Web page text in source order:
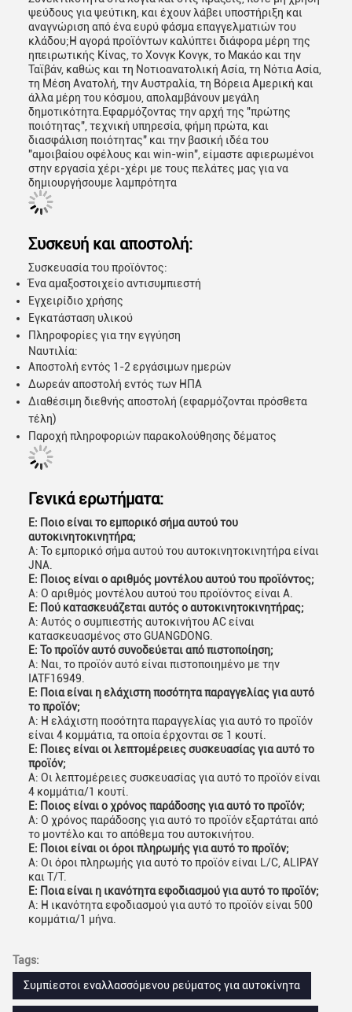
ψεύδους για ψεύτικη, και έχουν λάβει υποστήριξη και
αναγνώριση από ένα ευρύ φάσμα επαγγελματιών του
κλάδου;Η αγορά προϊόντων καλύπτει διάφορα μέρη της
ηπειρωτικής Κίνας, το Χονγκ Κονγκ, το Μακάο και την
Ταϊβάν, καθώς και τη Νοτιοανατολική Ασία, τη Νότια Ασία,
τη Μέση Ανατολή, την Αυστραλία, τη Βόρεια Αμερική και
άλλα μέρη του κόσμου, απολαμβάνουν μεγάλη
δημοτικότητα.Εφαρμόζοντας την αρχή της "πρώτης
ποιότητας", τεχνική υπηρεσία, φήμη πρώτα, και
διασφάλιση ποιότητας" και την βασική ιδέα του
"αμοιβαίου οφέλους και win-win", είμαστε αφιερωμένοι
στην εργασία χέρι-χέρι με τους πελάτες μας για να
δημιουργήσουμε λαμπρότητα
Συσκευή και αποστολή:
Συσκευασία του προϊόντος:
Ένα αμαξοστοιχείο αντισυμπιεστή
Εγχειρίδιο χρήσης
Εγκατάσταση υλικού
Πληροφορίες για την εγγύηση
Ναυτιλία:
Αποστολή εντός 1-2 εργάσιμων ημερών
Δωρεάν αποστολή εντός των ΗΠΑ
Διαθέσιμη διεθνής αποστολή (εφαρμόζονται πρόσθετα
τέλη)
Παροχή πληροφοριών παρακολούθησης δέματος
Γενικά ερωτήματα:
Ε: Ποιο είναι το εμπορικό σήμα αυτού του
αυτοκινητοκινητήρα;
Α: Το εμπορικό σήμα αυτού του αυτοκινητοκινητήρα είναι
JNA.
Ε: Ποιος είναι ο αριθμός μοντέλου αυτού του προϊόντος;
Α: Ο αριθμός μοντέλου αυτού του προϊόντος είναι Α.
Ε: Πού κατασκευάζεται αυτός ο αυτοκινητοκινητήρας;
Α: Αυτός ο συμπιεστής αυτοκινήτου AC είναι
κατασκευασμένος στο GUANGDONG.
Ε: Το προϊόν αυτό συνοδεύεται από πιστοποίηση;
Α: Ναι, το προϊόν αυτό είναι πιστοποιημένο με την
IATF16949.
Ε: Ποια είναι η ελάχιστη ποσότητα παραγγελίας για αυτό
το προϊόν;
Α: Η ελάχιστη ποσότητα παραγγελίας για αυτό το προϊόν
είναι 4 κομμάτια, τα οποία έρχονται σε 1 κουτί.
Ε: Ποιες είναι οι λεπτομέρειες συσκευασίας για αυτό το
προϊόν;
Α: Οι λεπτομέρειες συσκευασίας για αυτό το προϊόν είναι
4 κομμάτια/1 κουτί.
Ε: Ποιος είναι ο χρόνος παράδοσης για αυτό το προϊόν;
Α: Ο χρόνος παράδοσης για αυτό το προϊόν εξαρτάται από
το μοντέλο και το απόθεμα του αυτοκινήτου.
Ε: Ποιοι είναι οι όροι πληρωμής για αυτό το προϊόν;
Α: Οι όροι πληρωμής για αυτό το προϊόν είναι L/C, ALIPAY
και T/T.
Ε: Ποια είναι η ικανότητα εφοδιασμού για αυτό το προϊόν;
Α: Η ικανότητα εφοδιασμού για αυτό το προϊόν είναι 500
κομμάτια/1 μήνα.
Tags:
Συμπίεστοι εναλλασσόμενου ρεύματος για αυτοκίνητα